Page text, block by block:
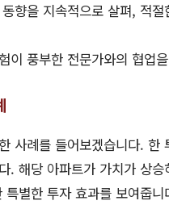
향을 지속적으로 살펴, 적
이 풍부한 전문가와의 협업
사례를 들어보겠습니다.
. 해당 아파트가 가치가 상
별한 투자 효과를 보여줍니